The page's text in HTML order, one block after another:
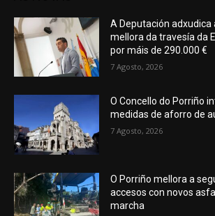
A Deputación adxudica
mellora da travesía da
por máis de 290.000 €
7 Agosto, 2026
O Concello do Porriño
medidas de aforro de
7 Agosto, 2026
O Porriño mellora a
accesos con novos
marcha